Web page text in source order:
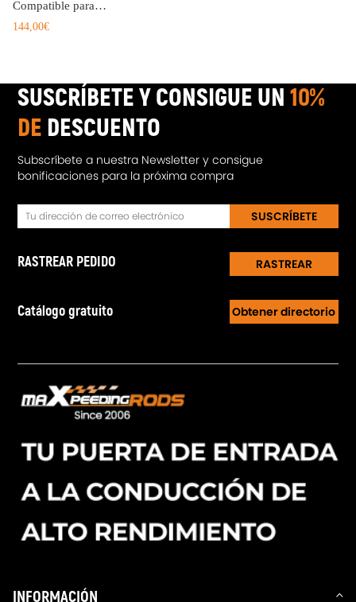
Compatible para Mini Cooper One R55 R56 R57 R60 R61 Cubierta del Motor Válvula del cilindro
144,00€
SUSCRÍBETE Y CONSIGUE UN10%
DE DESCUENTO
Subscríbete a nuestra Newsletter y consigue
bonificaciones para la próxima compra
SUSCRÍBETE
RASTREAR PEDIDO RASTREAR
Catálogo gratuito Obtener directorio
INFORMACIÓN